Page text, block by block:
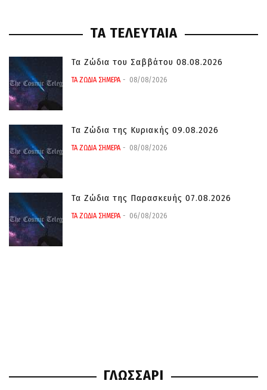
ΤΑ ΤΕΛΕΥΤΑΙΑ
Τα Ζώδια του Σαββάτου 08.08.2026
ΤΑ ΖΩΔΙΑ ΣΗΜΕΡΑ 08/08/2026
Τα Ζώδια της Κυριακής 09.08.2026
ΤΑ ΖΩΔΙΑ ΣΗΜΕΡΑ 08/08/2026
Τα Ζώδια της Παρασκευής 07.08.2026
ΤΑ ΖΩΔΙΑ ΣΗΜΕΡΑ 06/08/2026
ΓΛΩΣΣΑΡΙ